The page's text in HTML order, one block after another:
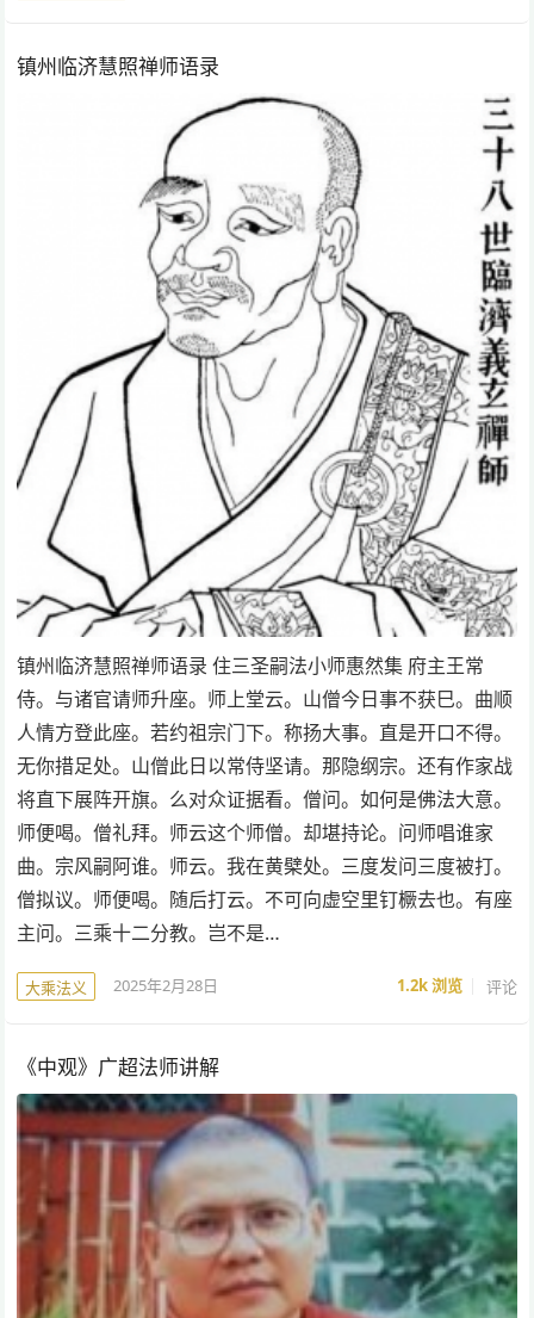
镇州临济慧照禅师语录
镇州临济慧照禅师语录 住三圣嗣法小师惠然集 府主王常
侍。与诸官请师升座。师上堂云。山僧今日事不获巳。曲顺
人情方登此座。若约祖宗门下。称扬大事。直是开口不得。
无你措足处。山僧此日以常侍坚请。那隐纲宗。还有作家战
将直下展阵开旗。么对众证据看。僧问。如何是佛法大意。
师便喝。僧礼拜。师云这个师僧。却堪持论。问师唱谁家
曲。宗风嗣阿谁。师云。我在黄檗处。三度发问三度被打。
僧拟议。师便喝。随后打云。不可向虚空里钉橛去也。有座
主问。三乘十二分教。岂不是…
大乘法义 2025年2月28日 1.2k浏览 评论
《中观》广超法师讲解